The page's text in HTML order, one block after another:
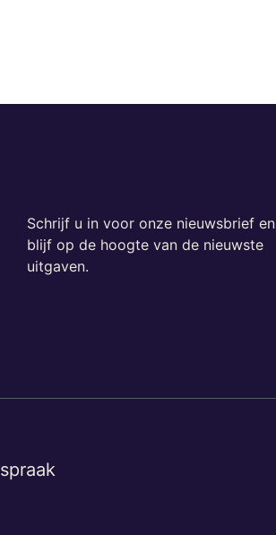
Schrijf u in voor onze nieuwsbrief en
blijf op de hoogte van de nieuwste
uitgaven.